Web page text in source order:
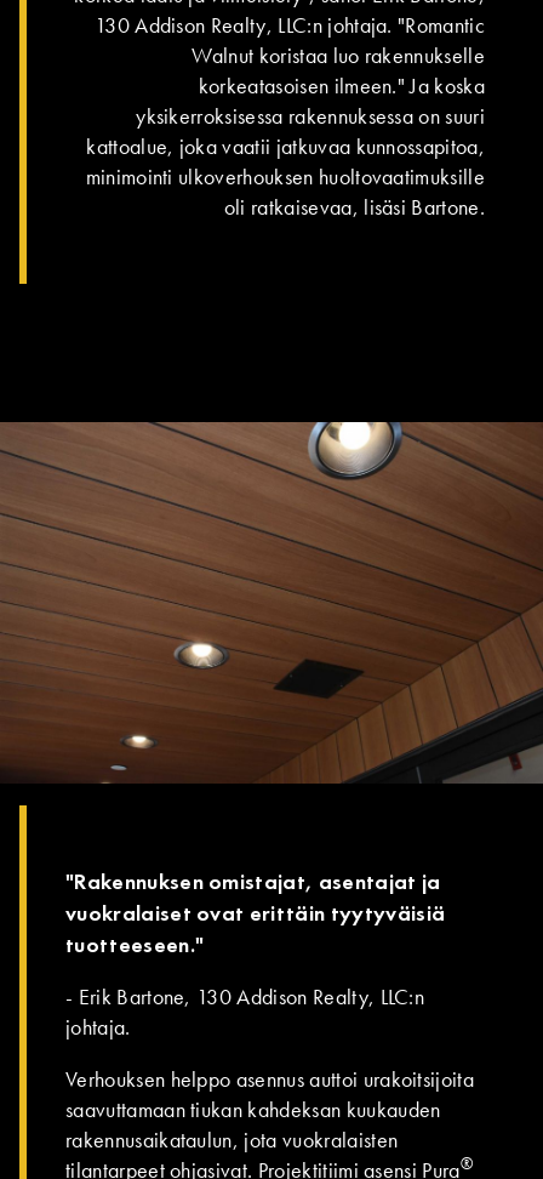
130 Addison Realty, LLC:n johtaja. "Romantic
Walnut koristaa luo rakennukselle
korkeatasoisen ilmeen." Ja koska
yksikerroksisessa rakennuksessa on suuri
kattoalue, joka vaatii jatkuvaa kunnossapitoa,
minimointi ulkoverhouksen huoltovaatimuksille
oli ratkaisevaa, lisäsi Bartone.
"Rakennuksen omistajat, asentajat ja
vuokralaiset ovat erittäin tyytyväisiä
tuotteeseen."
- Erik Bartone, 130 Addison Realty, LLC:n
johtaja.
Verhouksen helppo asennus auttoi urakoitsijoita
saavuttamaan tiukan kahdeksan kuukauden
rakennusaikataulun, jota vuokralaisten
tilantarpeet ohjasivat. Projektitiimi asensi Pura®